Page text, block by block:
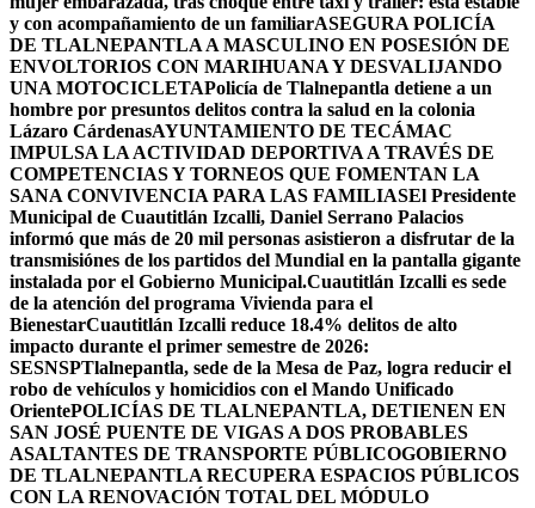
y con acompañamiento de un familiarASEGURA POLICÍA
DE TLALNEPANTLA A MASCULINO EN POSESIÓN DE
ENVOLTORIOS CON MARIHUANA Y DESVALIJANDO
UNA MOTOCICLETAPolicía de Tlalnepantla detiene a un
hombre por presuntos delitos contra la salud en la colonia
Lázaro CárdenasAYUNTAMIENTO DE TECÁMAC
IMPULSA LA ACTIVIDAD DEPORTIVA A TRAVÉS DE
COMPETENCIAS Y TORNEOS QUE FOMENTAN LA
SANA CONVIVENCIA PARA LAS FAMILIASEl Presidente
Municipal de Cuautitlán Izcalli, Daniel Serrano Palacios
informó que más de 20 mil personas asistieron a disfrutar de la
transmisiónes de los partidos del Mundial en la pantalla gigante
instalada por el Gobierno Municipal.Cuautitlán Izcalli es sede
de la atención del programa Vivienda para el
BienestarCuautitlán Izcalli reduce 18.4% delitos de alto
impacto durante el primer semestre de 2026:
SESNSPTlalnepantla, sede de la Mesa de Paz, logra reducir el
robo de vehículos y homicidios con el Mando Unificado
OrientePOLICÍAS DE TLALNEPANTLA, ​DETIENEN EN
SAN JOSÉ PUENTE DE VIGAS A DOS PROBABLES
ASALTANTES DE TRANSPORTE PÚBLICOGOBIERNO
DE TLALNEPANTLA RECUPERA ESPACIOS PÚBLICOS
CON LA RENOVACIÓN TOTAL DEL MÓDULO